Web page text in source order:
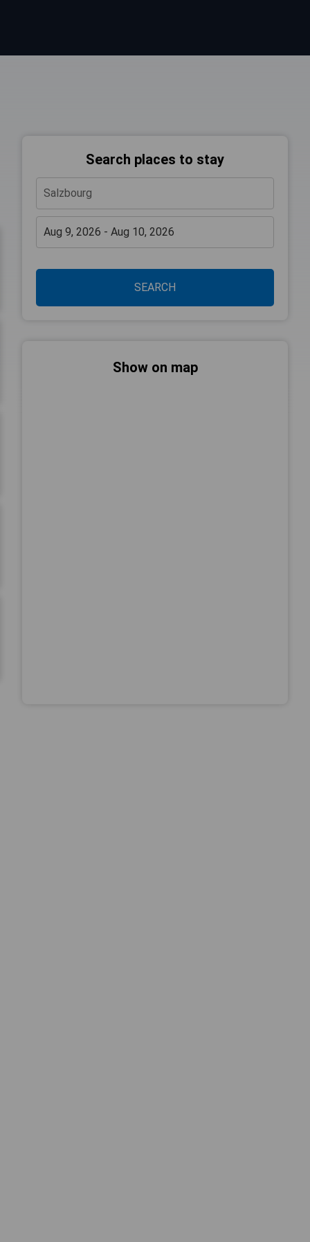
Search places to stay
SEARCH
Show on map